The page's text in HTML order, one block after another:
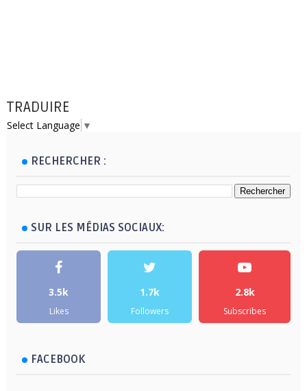
TRADUIRE
Select Language ▼
RECHERCHER :
SUR LES MÉDIAS SOCIAUX:
3.5k
Likes
1.7k
Followers
2.8k
Subscribes
FACEBOOK